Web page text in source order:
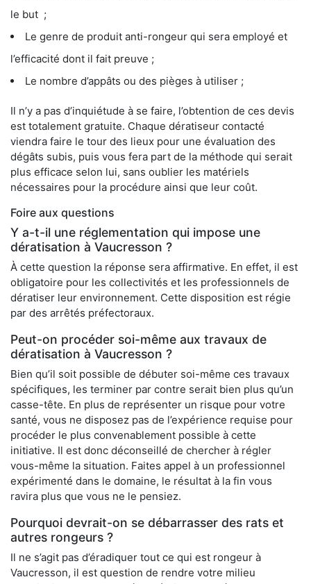
le but ;
Le genre de produit anti-rongeur qui sera employé et
l’efficacité dont il fait preuve ;
Le nombre d’appâts ou des pièges à utiliser ;
Il n’y a pas d’inquiétude à se faire, l’obtention de ces devis
est totalement gratuite. Chaque dératiseur contacté
viendra faire le tour des lieux pour une évaluation des
dégâts subis, puis vous fera part de la méthode qui serait
plus efficace selon lui, sans oublier les matériels
nécessaires pour la procédure ainsi que leur coût.
Foire aux questions
Y a-t-il une réglementation qui impose une
dératisation à Vaucresson ?
À cette question la réponse sera affirmative. En effet, il est
obligatoire pour les collectivités et les professionnels de
dératiser leur environnement. Cette disposition est régie
par des arrêtés préfectoraux.
Peut-on procéder soi-même aux travaux de
dératisation à Vaucresson ?
Bien qu’il soit possible de débuter soi-même ces travaux
spécifiques, les terminer par contre serait bien plus qu’un
casse-tête. En plus de représenter un risque pour votre
santé, vous ne disposez pas de l’expérience requise pour
procéder le plus convenablement possible à cette
initiative. Il est donc déconseillé de chercher à régler
vous-même la situation. Faites appel à un professionnel
expérimenté dans le domaine, le résultat à la fin vous
ravira plus que vous ne le pensiez.
Pourquoi devrait-on se débarrasser des rats et
autres rongeurs ?
Il ne s’agit pas d’éradiquer tout ce qui est rongeur à
Vaucresson, il est question de rendre votre milieu